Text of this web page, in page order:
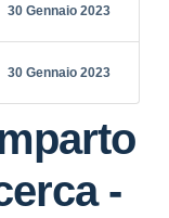
30 Gennaio 2023
30 Gennaio 2023
-